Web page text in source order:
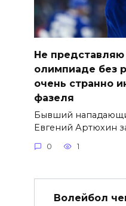
Не представляю
олимпиаде без
очень странно
фазеля
Бывший
Евгений Артюхин
0 1
Волейбол